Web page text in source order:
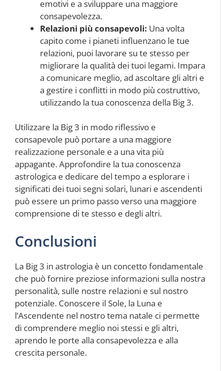
emotivi e a sviluppare una maggiore
consapevolezza.
Relazioni più consapevoli: Una volta
capito come i pianeti influenzano le tue
relazioni, puoi lavorare su te stesso per
migliorare la qualità dei tuoi legami. Impara
a comunicare meglio, ad ascoltare gli altri e
a gestire i conflitti in modo più costruttivo,
utilizzando la tua conoscenza della Big 3.
Utilizzare la Big 3 in modo riflessivo e
consapevole può portare a una maggiore
realizzazione personale e a una vita più
appagante. Approfondire la tua conoscenza
astrologica e dedicare del tempo a esplorare i
significati dei tuoi segni solari, lunari e ascendenti
può essere un primo passo verso una maggiore
comprensione di te stesso e degli altri.
Conclusioni
La Big 3 in astrologia è un concetto fondamentale
che può fornire preziose informazioni sulla nostra
personalità, sulle nostre relazioni e sul nostro
potenziale. Conoscere il Sole, la Luna e
l’Ascendente nel nostro tema natale ci permette
di comprendere meglio noi stessi e gli altri,
aprendo le porte alla consapevolezza e alla
crescita personale.